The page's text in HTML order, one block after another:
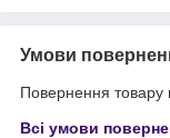
Умови
Повернення товару
Всі умови